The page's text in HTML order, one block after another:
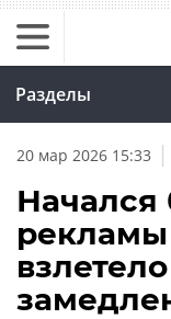
Разделы
20 мар 2026 15:33
Начался
рекламы